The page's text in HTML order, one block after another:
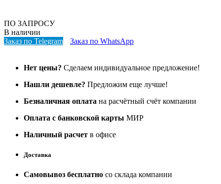
ПО ЗАПРОСУ
В наличии
Заказ по Telegram
Заказ по WhatsApp
Нет цены? Сделаем индивидуальное предложение!
Нашли дешевле? Предложим еще лучше!
Безналичная оплата на расчётный счёт компании
Оплата с банковской карты МИР
Наличный расчет в офисе
Доставка
Самовывоз бесплатно со склада компании